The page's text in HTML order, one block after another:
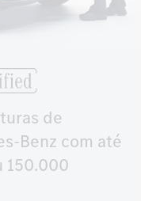
de
Benz com até
150.000